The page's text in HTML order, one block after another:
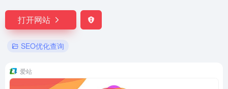
打开网站
SEO优化查询
爱站